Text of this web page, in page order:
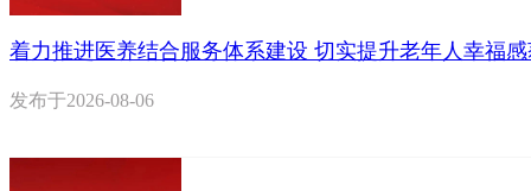
着力推进医养结合服务体系建设 切实提升老年人幸福
发布于2026-08-06